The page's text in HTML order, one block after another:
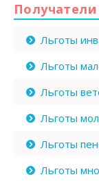
Получатели
Льготы
Льготы
Льготы
Льготы
Льготы
Льготы